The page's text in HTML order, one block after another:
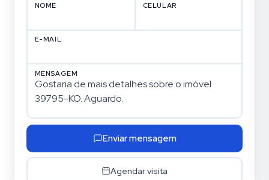
NOME CELULAR
E-MAIL
MENSAGEM
Enviar mensagem
Agendar visita